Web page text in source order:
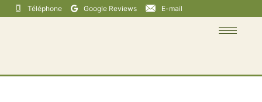
Téléphone Google Reviews E-mail